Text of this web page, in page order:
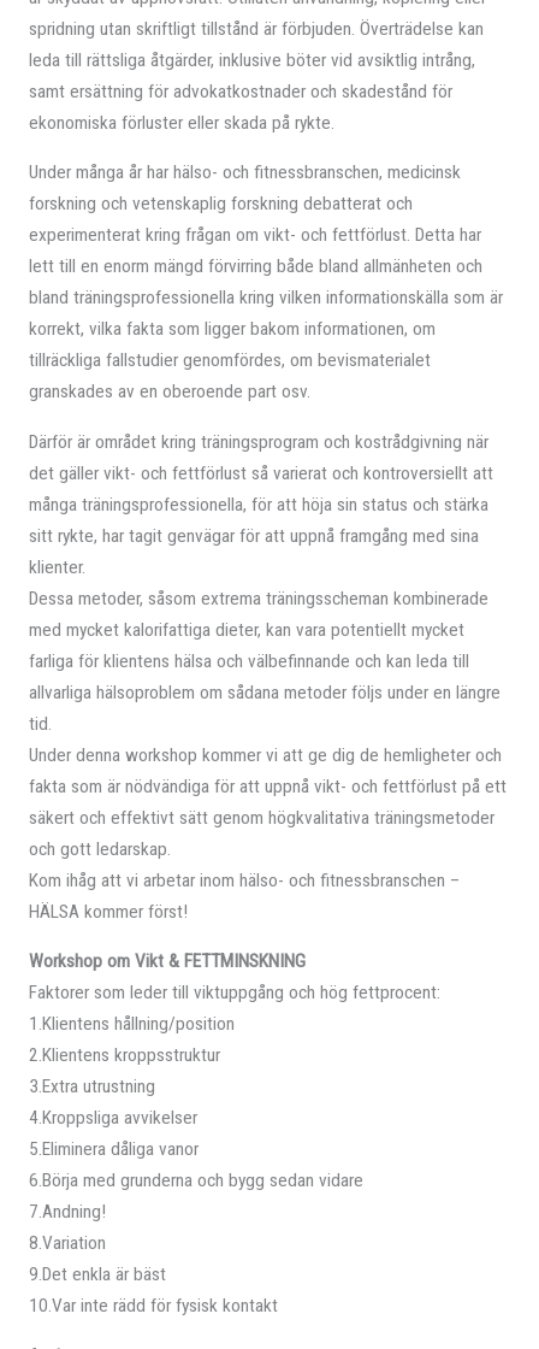
spridning utan skriftligt tillstånd är förbjuden. Överträdelse kan
leda till rättsliga åtgärder, inklusive böter vid avsiktlig intrång,
samt ersättning för advokatkostnader och skadestånd för
ekonomiska förluster eller skada på rykte.
Under många år har hälso- och fitnessbranschen, medicinsk
forskning och vetenskaplig forskning debatterat och
experimenterat kring frågan om vikt- och fettförlust. Detta har
lett till en enorm mängd förvirring både bland allmänheten och
bland träningsprofessionella kring vilken informationskälla som är
korrekt, vilka fakta som ligger bakom informationen, om
tillräckliga fallstudier genomfördes, om bevismaterialet
granskades av en oberoende part osv.
Därför är området kring träningsprogram och kostrådgivning när
det gäller vikt- och fettförlust så varierat och kontroversiellt att
många träningsprofessionella, för att höja sin status och stärka
sitt rykte, har tagit genvägar för att uppnå framgång med sina
klienter.
Dessa metoder, såsom extrema träningsscheman kombinerade
med mycket kalorifattiga dieter, kan vara potentiellt mycket
farliga för klientens hälsa och välbefinnande och kan leda till
allvarliga hälsoproblem om sådana metoder följs under en längre
tid.
Under denna workshop kommer vi att ge dig de hemligheter och
fakta som är nödvändiga för att uppnå vikt- och fettförlust på ett
säkert och effektivt sätt genom högkvalitativa träningsmetoder
och gott ledarskap.
Kom ihåg att vi arbetar inom hälso- och fitnessbranschen –
HÄLSA kommer först!
Workshop om Vikt & FETTMINSKNING
Faktorer som leder till viktuppgång och hög fettprocent:
1.Klientens hållning/position
2.Klientens kroppsstruktur
3.Extra utrustning
4.Kroppsliga avvikelser
5.Eliminera dåliga vanor
6.Börja med grunderna och bygg sedan vidare
7.Andning!
8.Variation
9.Det enkla är bäst
10.Var inte rädd för fysisk kontakt